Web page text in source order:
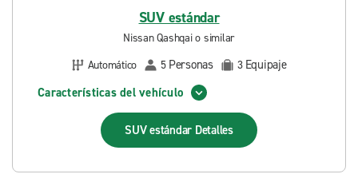
SUV estándar
Nissan Qashqai o similar
Automático
5 Personas 3 Equipaje
Características del vehículo
SUV estándar Detalles